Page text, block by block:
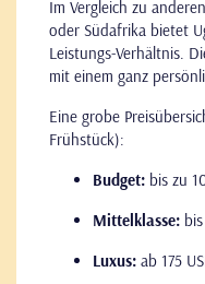
Im Vergleich zu
oder Südafrika bietet
Leistungs-Verhältnis.
mit einem ganz
Eine grobe
Frühstück):
Budget: bis zu
Mittelklasse:
Luxus: ab 175